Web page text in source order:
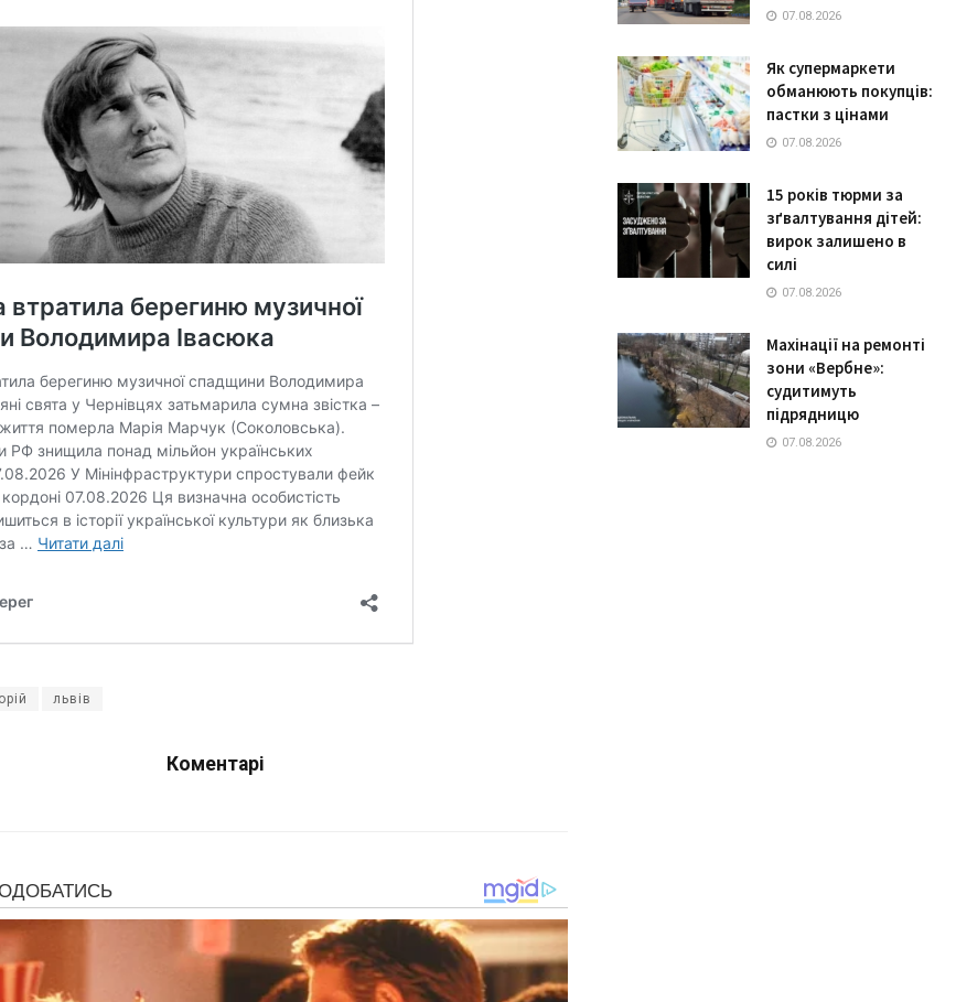
львів
Коментарі
07.08.2026
Як супермаркети
обманюють покупців:
пастки з цінами
07.08.2026
15 років тюрми за
зґвалтування дітей:
вирок залишено в
силі
07.08.2026
Махінації на ремонті
зони «Вербне»:
судитимуть
підрядницю
07.08.2026